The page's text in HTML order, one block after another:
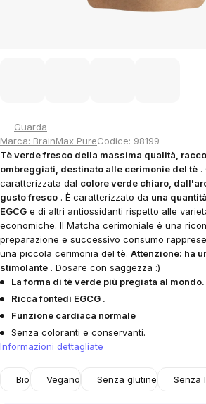
Guarda
Marca: BrainMax PureCodice: 98199
Tè verde fresco della massima qualità,
ombreggiati, destinato alle cerimonie del tè .
caratterizzata dal colore verde chiaro,
gusto fresco . È caratterizzato da una
EGCG e di altri antiossidanti rispetto alle
economiche. Il Matcha cerimoniale è una
preparazione e successivo consumo
una piccola cerimonia del tè. Attenzione: ha
stimolante . Dosare con saggezza :)
La forma di tè verde più pregiata al mondo.
Ricca fontedi EGCG .
Funzione cardiaca normale
Senza coloranti e conservanti.
Informazioni dettagliate
Bio Vegano Senza glutine Senza